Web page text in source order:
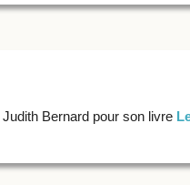
Bernard pour son livre